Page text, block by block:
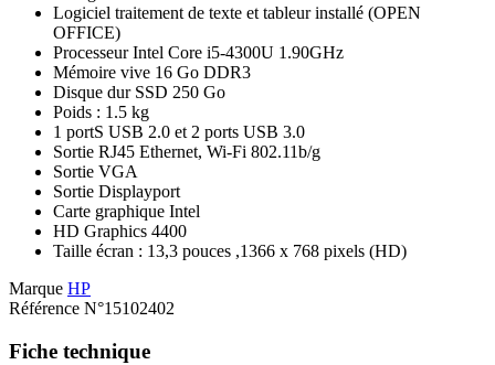
Logiciel traitement de texte et tableur installé (OPEN
OFFICE)
Processeur Intel Core i5-4300U 1.90GHz
Mémoire vive 16 Go DDR3
Disque dur SSD 250 Go
Poids : 1.5 kg
1 portS USB 2.0 et 2 ports USB 3.0
Sortie RJ45 Ethernet, Wi-Fi 802.11b/g
Sortie VGA
Sortie Displayport
Carte graphique Intel
HD Graphics 4400
Taille écran : 13,3 pouces ,1366 x 768 pixels (HD)
Marque HP
Référence N°15102402
Fiche technique